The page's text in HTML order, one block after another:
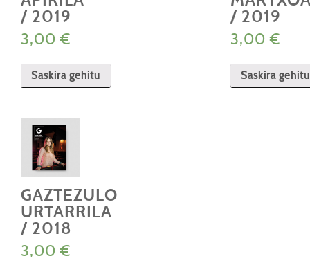
/ 2019
3,00€
Saskira gehitu
/ 2019
3,00€
Saskira gehitu
GAZTEZULO
URTARRILA
/ 2018
3,00€